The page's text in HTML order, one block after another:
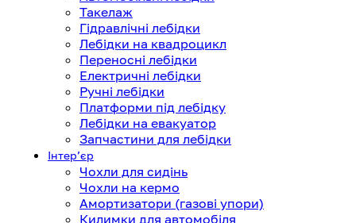
Такелаж
Гідравлічні лебідки
Лебідки на квадроцикл
Переносні лебідки
Електричні лебідки
Ручні лебідки
Платформи під лебідку
Лебідки на евакуатор
Запчастини для лебідки
Інтерʼєр
Чохли для сидінь
Чохли на кермо
Амортизатори (газові упори)
Килимки для автомобіля